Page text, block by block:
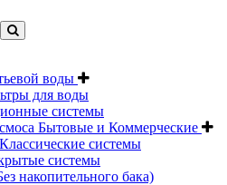
воды
для воды
системы
Бытовые и Коммерческие
системы
системы
накопительного бака)